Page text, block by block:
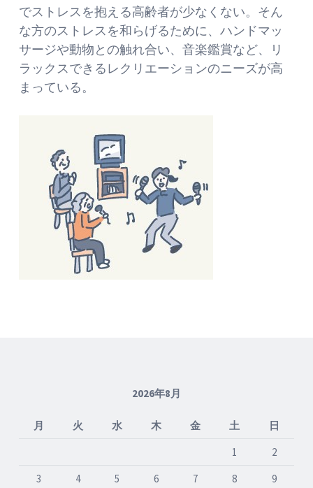
でストレスを抱える高齢者が少なくない。そん
な方のストレスを和らげるために、ハンドマッ
サージや動物との触れ合い、音楽鑑賞など、リ
ラックスできるレクリエーションのニーズが高
まっている。
2026年8月
月 火 水 木 金 土
日
1
2
3
4 5 6 7 8
9